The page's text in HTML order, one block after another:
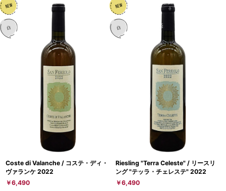
Coste di Valanche / コステ・ディ・
ヴァランケ 2022
￥6,490
Riesling "Terra Celeste" / リースリ
ング "テッラ・チェレステ" 2022
￥6,490